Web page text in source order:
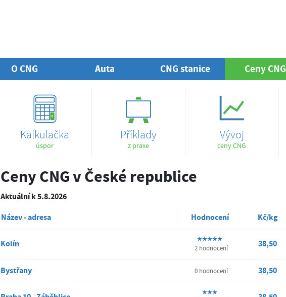
O CNG Auta CNG stanice Ceny CNG
Kalkulačka
úspor
Příklady
z praxe
Vývoj
ceny CNG
Ceny CNG v České republice
Aktuální k 5.8.2026
Název - adresa
Hodnocení Kč/kg
Kolín 2 hodnocení 38,50
Bystřany 0 hodnocení 38,50